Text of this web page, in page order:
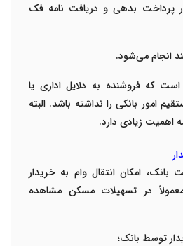
پرداخت بدهی و دریافت نامه فک
انجام می‌شود.
که فروشنده به دلایل اداری یا
امور بانکی را نداشته باشد. البته
اهمیت زیادی دارد.
بانک، امکان انتقال وام به خریدار
در تسهیلات مسکن مشاهده
توسط بانک؛